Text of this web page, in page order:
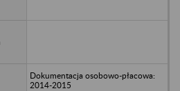
Dokumentacja osobowo-płacowa:
2014-2015